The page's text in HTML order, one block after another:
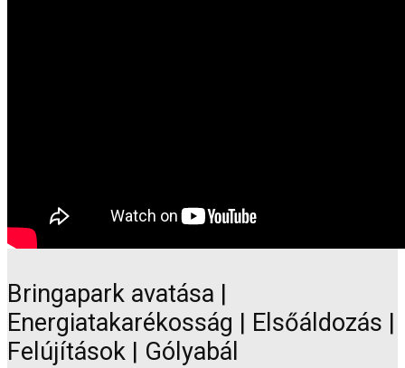
Bringapark avatása |
Energiatakarékosság | Elsőáldozás |
Felújítások | Gólyabál